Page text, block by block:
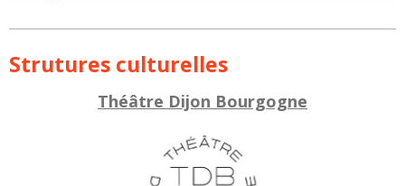
Strutures culturelles
Théâtre Dijon Bourgogne